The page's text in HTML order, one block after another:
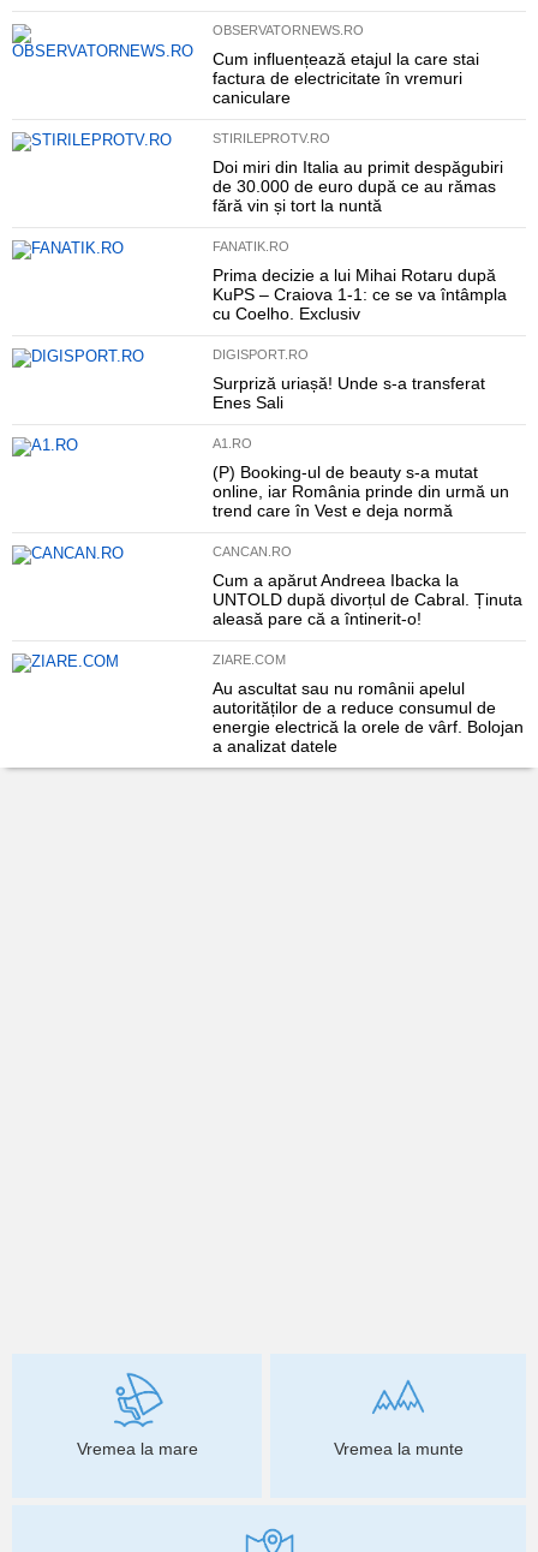
OBSERVATORNEWS.RO
Cum influențează etajul la care stai
factura de electricitate în vremuri
caniculare
STIRILEPROTV.RO
Doi miri din Italia au primit despăgubiri
de 30.000 de euro după ce au rămas
fără vin și tort la nuntă
FANATIK.RO
Prima decizie a lui Mihai Rotaru după
KuPS – Craiova 1-1: ce se va întâmpla
cu Coelho. Exclusiv
DIGISPORT.RO
Surpriză uriașă! Unde s-a transferat
Enes Sali
A1.RO
(P) Booking-ul de beauty s-a mutat
online, iar România prinde din urmă un
trend care în Vest e deja normă
CANCAN.RO
Cum a apărut Andreea Ibacka la
UNTOLD după divorțul de Cabral. Ținuta
aleasă pare că a întinerit-o!
ZIARE.COM
Au ascultat sau nu românii apelul
autorităților de a reduce consumul de
energie electrică la orele de vârf. Bolojan
a analizat datele
Vremea la mare Vremea la munte